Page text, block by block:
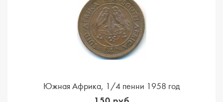
Южная Африка, 1/4 пенни 1958 год